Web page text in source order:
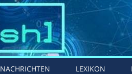
NACHRICHTEN LEXIKON